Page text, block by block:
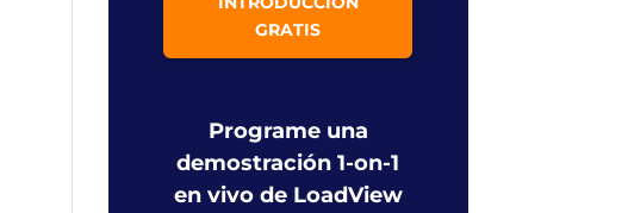
GRATIS
Programe una
demostración 1-on-1
en vivo de LoadView